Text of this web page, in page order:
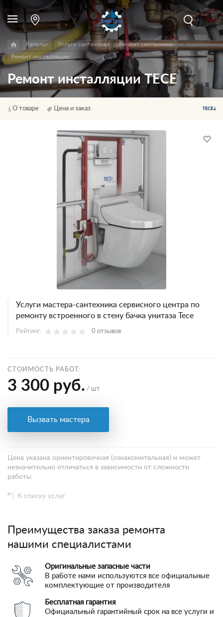
Каталог Услуги сантехника Ремонт сантехники
Ремонт инсталляции
Ремонт инсталляции TECE
О товаре Цена и заказ
Услуги мастера-сантехника сервисного центра по
ремонту встроенного в стену бачка унитаза Тесе
Рейтинг: 0 отзывов
СТОИМОСТЬ РАБОТ:
3 300 руб. / шт
Вызвать мастера
Цена указана ориентировочная (ознакомительная) и может
незначительно отличаться в зависимости от сложности
работы.
К списку услуг
Преимущества заказа ремонта
нашими специалистами
Оригинальные запасные части
В работе нами используются все официальные
комплектующие от производителя
Бесплатная гарантия
Официальный гарантийный срок на все услуги и